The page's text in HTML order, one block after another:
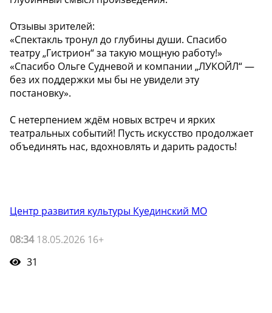
Отзывы зрителей:
«Спектакль тронул до глубины души. Спасибо
театру „Гистрион“ за такую мощную работу!»
«Спасибо Ольге Судневой и компании „ЛУКОЙЛ“ —
без их поддержки мы бы не увидели эту
постановку».
С нетерпением ждём новых встреч и ярких
театральных событий! Пусть искусство продолжает
объединять нас, вдохновлять и дарить радость!
Центр развития культуры Куединский МО
08:3418.05.2026 16+
31